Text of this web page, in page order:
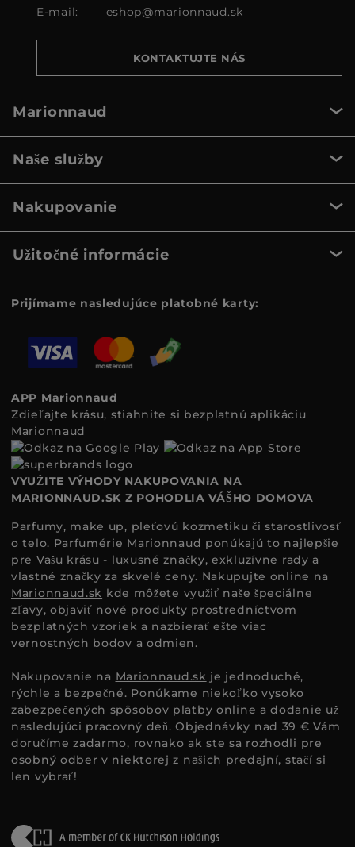
E-mail: eshop@marionnaud.sk
KONTAKTUJTE NÁS
Marionnaud
Naše služby
Nakupovanie
Užitočné informácie
Prijímame nasledujúce platobné karty:
APP Marionnaud
Zdieľajte krásu, stiahnite si bezplatnú aplikáciu
Marionnaud
VYUŽITE VÝHODY NAKUPOVANIA NA
MARIONNAUD.SK Z POHODLIA VÁŠHO DOMOVA
Parfumy, make up, pleťovú kozmetiku či starostlivosť
o telo. Parfumérie Marionnaud ponúkajú to najlepšie
pre Vašu krásu - luxusné značky, exkluzívne rady a
vlastné značky za skvelé ceny. Nakupujte online na
Marionnaud.sk kde môžete využiť naše špeciálne
zľavy, objaviť nové produkty prostredníctvom
bezplatných vzoriek a nazbierať ešte viac
vernostných bodov a odmien.
Nakupovanie na Marionnaud.sk je jednoduché,
rýchle a bezpečné. Ponúkame niekoľko vysoko
zabezpečených spôsobov platby online a dodanie už
nasledujúci pracovný deň. Objednávky nad 39 € Vám
doručíme zadarmo, rovnako ak ste sa rozhodli pre
osobný odber v niektorej z našich predajní, stačí si
len vybrať!